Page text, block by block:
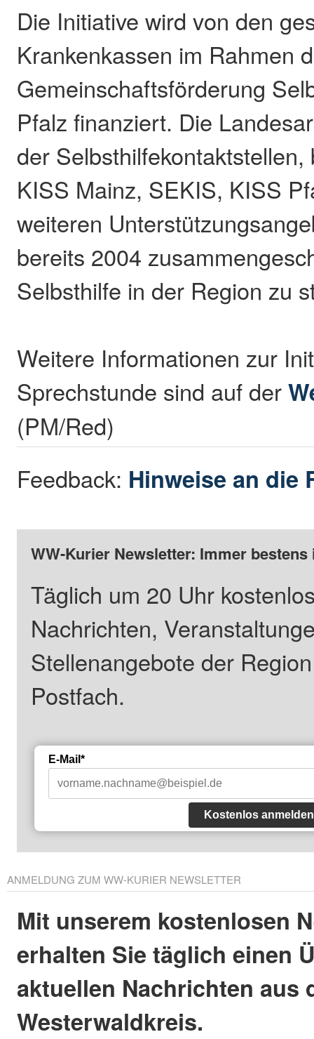
Die Initiative wird von den
Krankenkassen im Rahmen
Gemeinschaftsförderung
Pfalz finanziert. Die
der
KISS Mainz, SEKIS, KISS
weiteren
bereits 2004
Selbsthilfe in der Region zu
Weitere Informationen zur
Sprechstunde sind auf der
(PM/Red)
Feedback: Hinweise an die
WW-Kurier Newsletter: Immer
Täglich um 20 Uhr
Nachrichten,
Stellenangebote der
Postfach.
E-Mail*
Kostenlos anmelden
ANMELDUNG ZUM WW-KURIER NEWSLETTER
Mit unserem kostenlosen
erhalten Sie täglich einen
aktuellen Nachrichten aus
Westerwaldkreis.